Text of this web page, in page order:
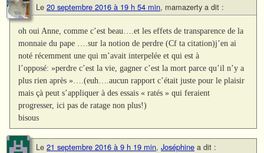
Le 20 septembre 2016 à 19 h 54 min, mamazerty a dit :
oh oui Anne, comme c’est beau….et les effets de transparence de la
monnaie du pape ….sur la notion de perdre (Cf ta citation)j’en ai
noté récemment une qui m’avait interpelée et qui est à
l’opposé: »perdre c’est la vie, gagner c’est la mort parce qu’il n’y a
plus rien après »….(euh….aucun rapport c’était juste pour le plaisir
mais çà peut s’appliquer à des essais « ratés » qui feraient
progresser, ici pas de ratage non plus!)
bisous
Le 21 septembre 2016 à 9 h 19 min, Joséphine a dit :